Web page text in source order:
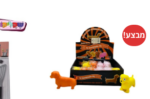
מבצע!